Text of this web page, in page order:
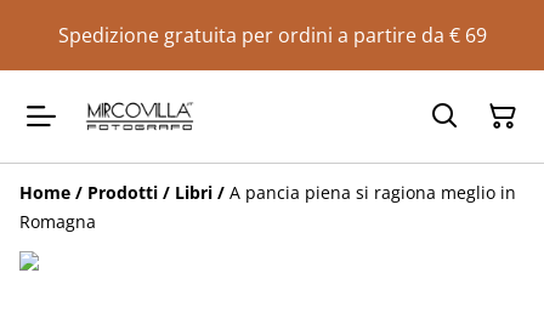
Spedizione gratuita per ordini a partire da € 69
Home / Prodotti / Libri / A pancia piena si ragiona meglio in
Romagna